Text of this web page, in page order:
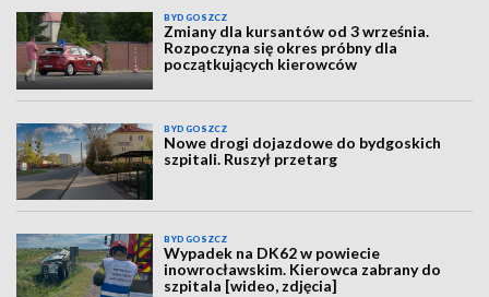
BYDGOSZCZ
Zmiany dla kursantów od 3 września.
Rozpoczyna się okres próbny dla
początkujących kierowców
BYDGOSZCZ
Nowe drogi dojazdowe do bydgoskich
szpitali. Ruszył przetarg
BYDGOSZCZ
Wypadek na DK62 w powiecie
inowrocławskim. Kierowca zabrany do
szpitala [wideo, zdjęcia]